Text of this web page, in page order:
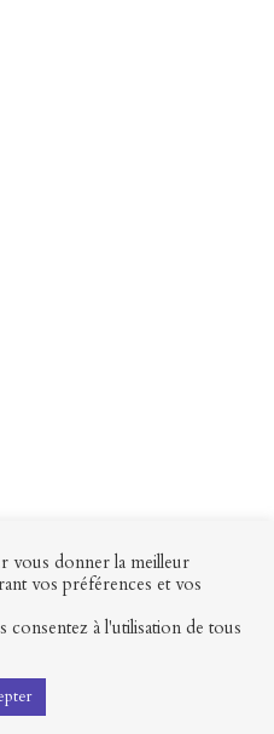
Rabelais © 2026
vous donner la meilleur
vos préférences et vos
à l'utilisation de tous